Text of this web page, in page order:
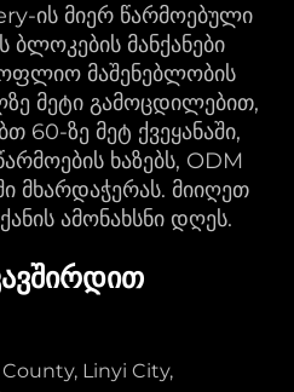
ის მიერ წარმოებული
ბლოკების მანქანები
მაშენებლობის
მეტი გამოცდილებით,
60-ზე მეტ ქვეყანაში,
ხაზებს, ODM
მხარდაჭერას. მიიღეთ
ამონახსნი დღეს.
Linyi City,